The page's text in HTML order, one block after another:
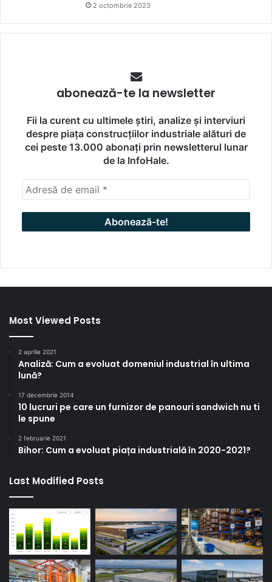
2 octombrie 2023
abonează-te la newsletter
Fii la curent cu ultimele știri, analize și interviuri
despre piața construcțiilor industriale alături de
cei peste 13.000 abonați prin newsletterul lunar
de la InfoHale.
Most Viewed Posts
2 aprilie 2021
Analiză: Cum a evoluat domeniul industrial în ultima
lună?
17 decembrie 2014
10 lucruri pe care un furnizor de panouri sandwich nu ti
le spune
2 februarie 2021
Bihor: Cum a evoluat piața industrială în 2020-2021?
Last Modified Posts